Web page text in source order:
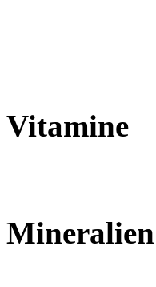
Vitamine
Mineralien